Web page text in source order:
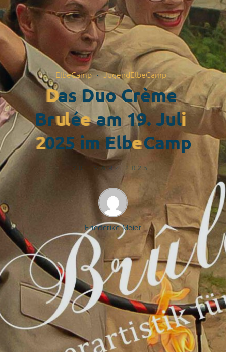
ElbeCamp JugendElbeCamp
Das Duo Crème
Brulée am 19. Juli
2025 im ElbeCamp
20. MÄRZ 2025
Friederike Meier